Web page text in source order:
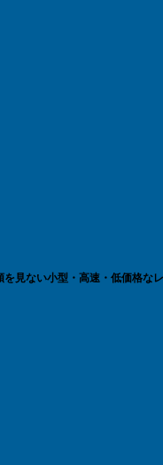
見ない小型・高速・低価格な